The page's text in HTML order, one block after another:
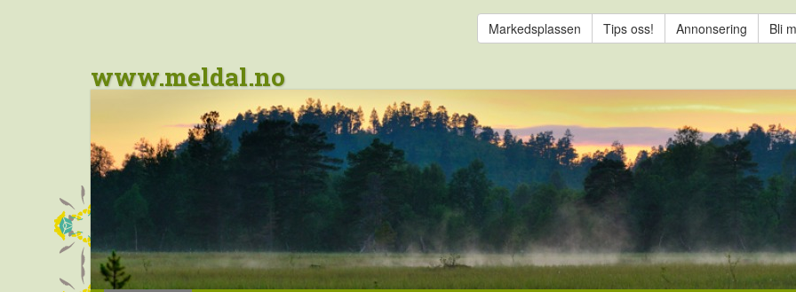
Markedsplassen Tips oss! Annonsering Bli
www.meldal.no